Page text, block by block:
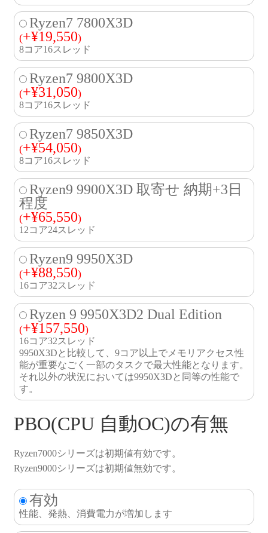
Ryzen7 7800X3D
(+¥19,550)
8コア16スレッド
Ryzen7 9800X3D
(+¥31,050)
8コア16スレッド
Ryzen7 9850X3D
(+¥54,050)
8コア16スレッド
Ryzen9 9900X3D 取寄せ 納期+3日
程度
(+¥65,550)
12コア24スレッド
Ryzen9 9950X3D
(+¥88,550)
16コア32スレッド
Ryzen 9 9950X3D2 Dual Edition
(+¥157,550)
16コア32スレッド
9950X3Dと比較して、9コア以上でメモリアクセス性
能が重要なごく一部のタスクで最大性能となります。
それ以外の状況においては9950X3Dと同等の性能で
す。
PBO(CPU 自動OC)の有無
Ryzen7000シリーズは初期値有効です。
Ryzen9000シリーズは初期値無効です。
有効
性能、発熱、消費電力が増加します